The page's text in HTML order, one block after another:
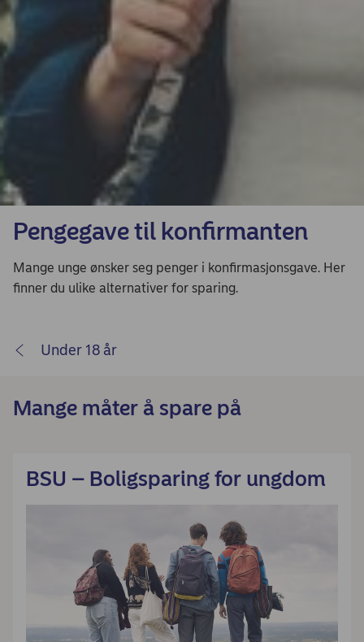
Pengegave til konfirmanten
Mange unge ønsker seg penger i konfirmasjonsgave. Her
finner du ulike alternativer for sparing.
Under 18 år
Mange måter å spare på
BSU – Boligsparing for ungdom